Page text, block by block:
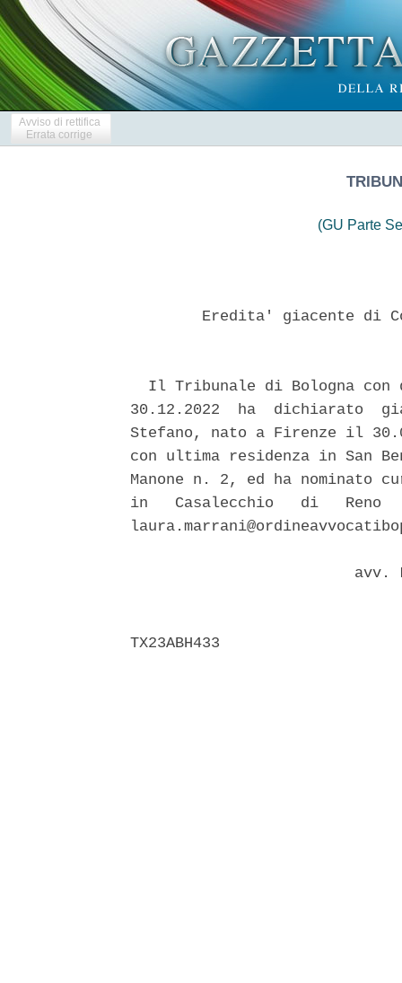
Avviso di rettifica
Errata corrige
(GU Parte
Eredita' giacente di
Il Tribunale di Bologna con
30.12.2022  ha  dichiarato
Stefano, nato a Firenze il
con ultima residenza in San
Manone n. 2, ed ha nominato
in   Casalecchio   di